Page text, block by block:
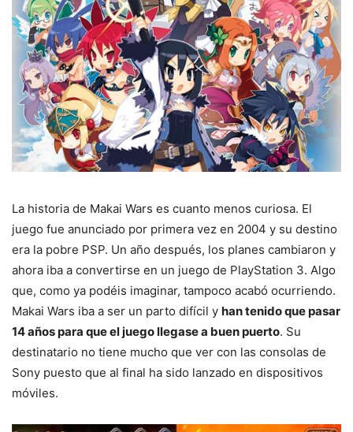
La historia de Makai Wars es cuanto menos curiosa. El
juego fue anunciado por primera vez en 2004 y su destino
era la pobre PSP. Un año después, los planes cambiaron y
ahora iba a convertirse en un juego de PlayStation 3. Algo
que, como ya podéis imaginar, tampoco acabó ocurriendo.
Makai Wars iba a ser un parto difícil y han tenido que pasar
14 años para que el juego llegase a buen puerto. Su
destinatario no tiene mucho que ver con las consolas de
Sony puesto que al final ha sido lanzado en dispositivos
móviles.